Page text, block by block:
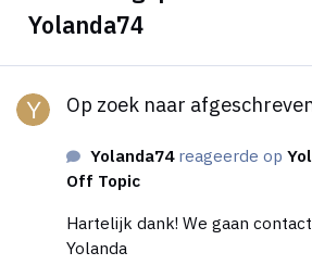
Yolanda74
Op zoek naar
Yolanda74reageerde op
Off Topic
Hartelijk dank! We gaan contact
Yolanda